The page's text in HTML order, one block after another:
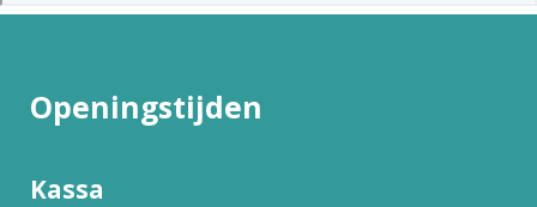
Openingstijden
Kassa